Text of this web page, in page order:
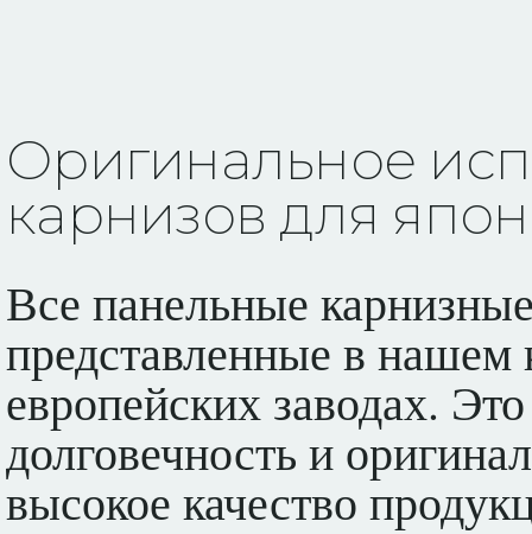
Оригинальное
карнизов для
Все панельные
представленные в нашем
европейских заводах.
долговечность и
высокое качество